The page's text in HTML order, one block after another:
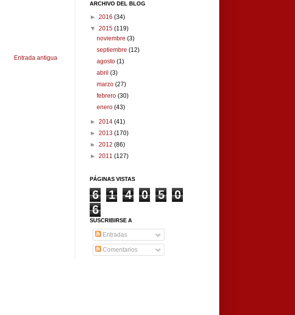
Entrada antigua
ARCHIVO DEL BLOG
► 2016 (34)
▼ 2015 (119)
noviembre(3)
septiembre(12)
agosto(1)
abril(3)
marzo(27)
febrero(30)
enero(43)
► 2014 (41)
► 2013 (170)
► 2012 (86)
► 2011 (127)
PÁGINAS VISTAS
6 1 4 0 5
0
6
SUSCRIBIRSE A
Entradas
Comentarios